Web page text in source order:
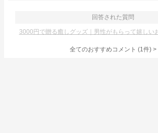
回答された質問
3000円で贈る癒しグッズ｜男性がもらって嬉しい
全てのおすすめコメント (1件) >